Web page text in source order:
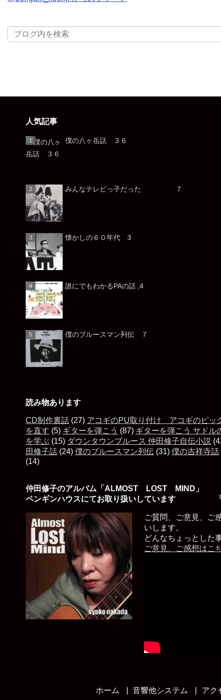
人気記事
僕の八ヶ岳話 ３６
みんなテレビっ子だった ７
懐かしの６０年代 3
誰にでもわかるPAの話 ,4
僕のブルースマン列伝 ７
読み物あります
CD制作裏話 (27) アコギのPU取り付け アコギのピッ
を直す (5) ギターを弾こう (87) ギターを弾こう サドル
を学ぶ (15) ダウンタウンブルース 仲田修子自伝小説
田修子話 (24) 僕のブルースマン列伝 (31) 僕の吉祥寺話
(14)
仲田修子のアルバム「ALMOST LOST MIND」
ペンギンハウスにてお取り扱いしています 「
ご質問、ご意見、ご
いします。
どんなちょっとした
ご意見、ご感想はこ
ホーム 音響他システム アク